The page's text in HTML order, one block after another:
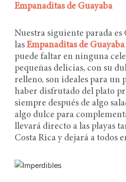
Empanaditas de Guayaba
Nuestra siguiente parada es
las Empanaditas de Guayaba
puede faltar en ninguna
pequeñas delicias, con su
relleno, son ideales para un
haber disfrutado del plato
siempre después de algo
algo dulce para
llevará directo a las playas
Costa Rica y dejará a todos